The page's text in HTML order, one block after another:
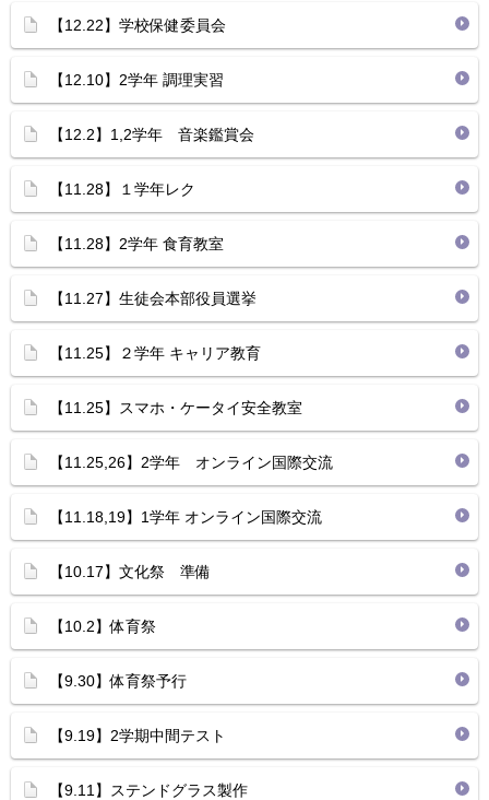
【12.22】学校保健委員会
【12.10】2学年 調理実習
【12.2】1,2学年 音楽鑑賞会
【11.28】１学年レク
【11.28】2学年 食育教室
【11.27】生徒会本部役員選挙
【11.25】２学年 キャリア教育
【11.25】スマホ・ケータイ安全教室
【11.25,26】2学年 オンライン国際交流
【11.18,19】1学年 オンライン国際交流
【10.17】文化祭 準備
【10.2】体育祭
【9.30】体育祭予行
【9.19】2学期中間テスト
【9.11】ステンドグラス製作